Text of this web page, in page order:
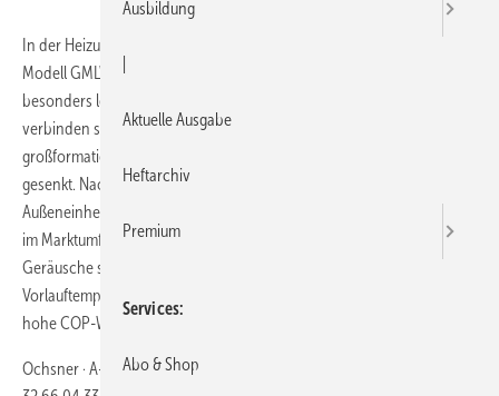
In der Heizungswärmepumpen-Baureihe Golf Maxi steht mit dem
Modell GMLW 5 plus künftig eine Lösung zur Verfügung, die einen
besonders leisen Lauf der Außeneinheit mit sehr guten Leistungsdaten
verbinden soll. Der Schalldruckpegel des stufenlos geregelten,
großformatigen Horizontal-Lüfters im Tischverdampfer wurde weiter
gesenkt. Nach Herstellerangaben sei die Geräuschentwicklung der
Außeneinheit somit die geringste ­aller vergleichbaren Wärmepumpen
im Marktumfeld. Nachbarschafts­prob­leme wegen störender
Geräusche seien damit so gut wie ausgeschlossen. Das System erzielt
Vorlauftemperaturen bis 65°C im reinen Wärmepumpenbetrieb und
hohe COP-Werte.
Ochsner · A-4020 Linz · Telefon (0043) 7 32 61 09 20 · Telefax (0043) 7
Ausbildung
Aktuelle Ausgabe
Heftarchiv
Premium
Services
Abo & Shop